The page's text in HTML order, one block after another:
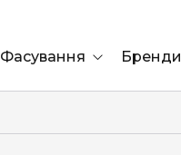
Фасування Бренди